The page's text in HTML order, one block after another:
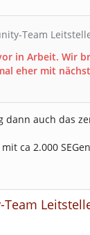
Team
in Arbeit. Wir
eher mit
dann auch das
ca 2.000 SEGen